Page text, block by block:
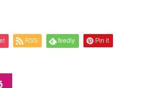
ゴミ屋敷の片付け
宮市南部
RSS feedly Pin it